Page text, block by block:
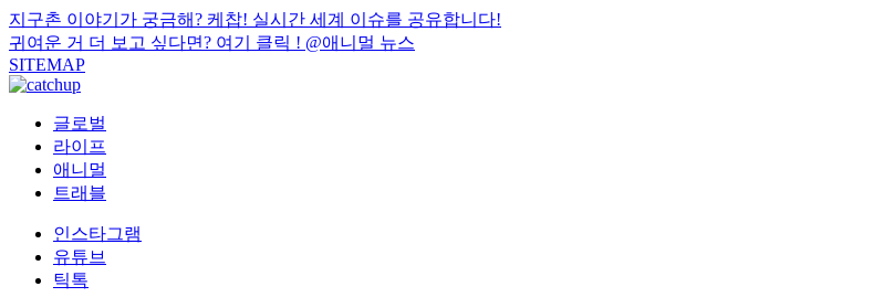
지구촌 이야기가 궁금해? 케찹! 실시간 세계 이슈를 공유합니다!
귀여운 거 더 보고 싶다면? 여기 클릭 ! @애니멀 뉴스
SITEMAP
글로벌
라이프
애니멀
트래블
인스타그램
유튜브
틱톡